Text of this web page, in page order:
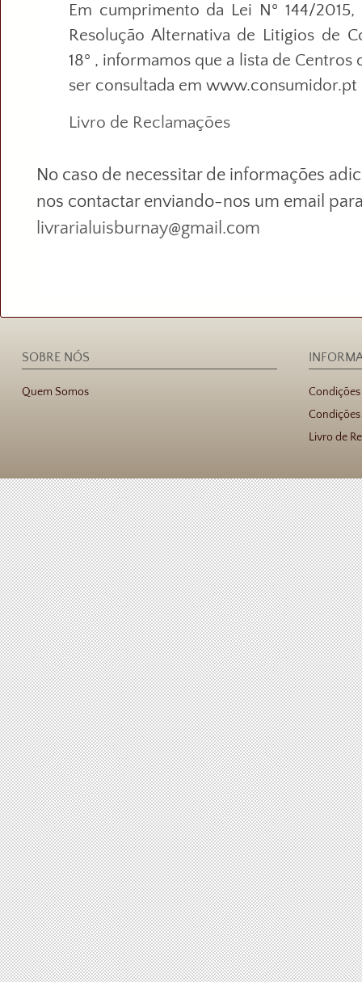
Em cumprimento da Lei Nº 144/
Resolução Alternativa de Litigios de
18º , informamos que a lista de
ser consultada em www.consumidor.pt
Livro de Reclamações
No caso de necessitar de informações
nos contactar enviando-nos um email
livrarialuisburnay@gmail.com
SOBRE NÓS
Quem Somos
Condições
Livro de